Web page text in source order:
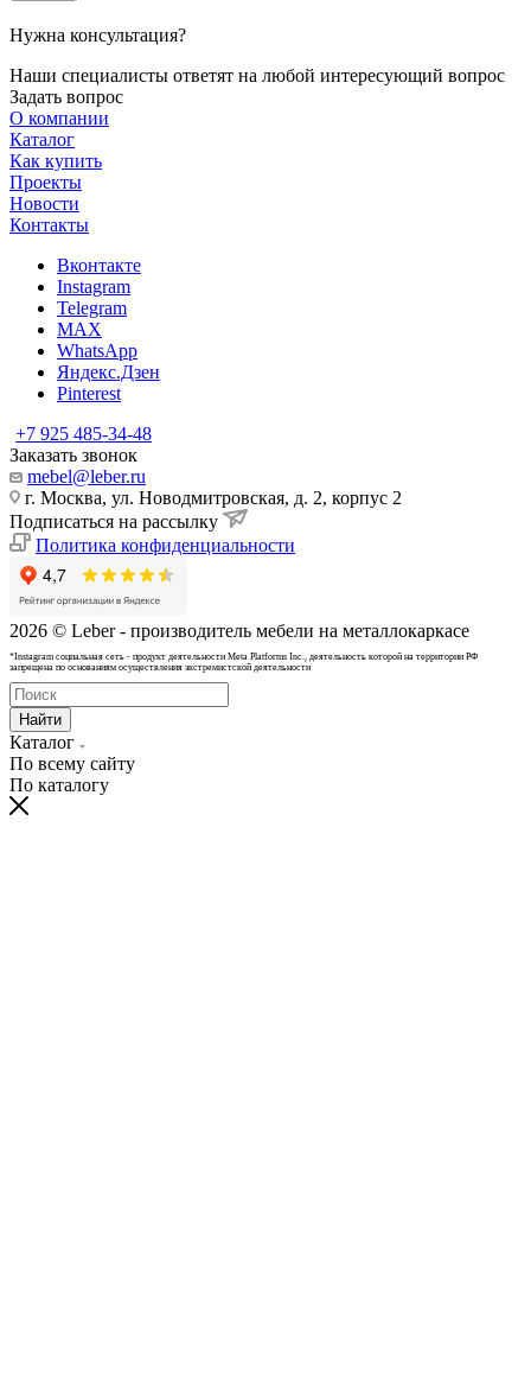
Нужна консультация?
Наши специалисты ответят на любой интересующий вопрос
Задать вопрос
О компании
Каталог
Как купить
Проекты
Новости
Контакты
Вконтакте
Instagram
Telegram
MAX
WhatsApp
Яндекс.Дзен
Pinterest
+7 925 485-34-48
Заказать звонок
mebel@leber.ru
г. Москва, ул. Новодмитровская, д. 2, корпус 2
Подписаться на рассылку
Политика конфиденциальности
2026 © Leber - производитель мебели на металлокаркасе
*Instagram cоциальная сеть - продукт деятельности Meta Platforms Inc., деятельность которой на территории РФ
запрещена по основаниям осуществления экстремистской деятельности
Найти
Каталог
По всему сайту
По каталогу